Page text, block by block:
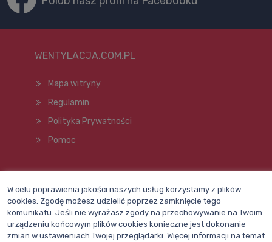
WENTYLACJA.COM.PL
Mapa witryny
Regulamin
Polityka Prywatności
Pomoc
W celu poprawienia jakości naszych usług korzystamy z plików
cookies. Zgodę możesz udzielić poprzez zamknięcie tego
komunikatu. Jeśli nie wyrażasz zgody na przechowywanie na Twoim
urządzeniu końcowym plików cookies konieczne jest dokonanie
zmian w ustawieniach Twojej przeglądarki. Więcej informacji na temat